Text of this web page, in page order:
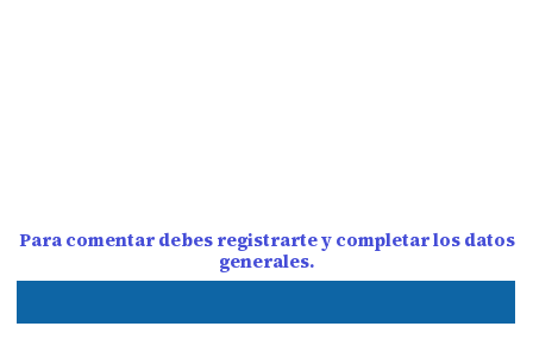
Para comentar debes registrarte y completar los datos
generales.